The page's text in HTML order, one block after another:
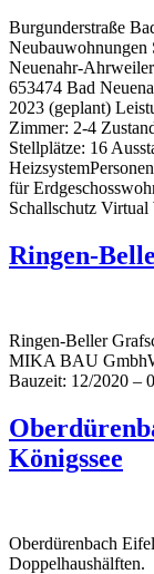
Burgunderstraße
Neubauwohnungen
Neuenahr-
653474 Bad
2023 (geplant)
Zimmer: 2-4
Stellplätze: 16
für
Schallschutz Virtual
Ringen-
Ringen-Beller
MIKA BAU
Bauzeit: 12/2020 –
Königssee
Oberdürenbach
Doppelhaushälften.